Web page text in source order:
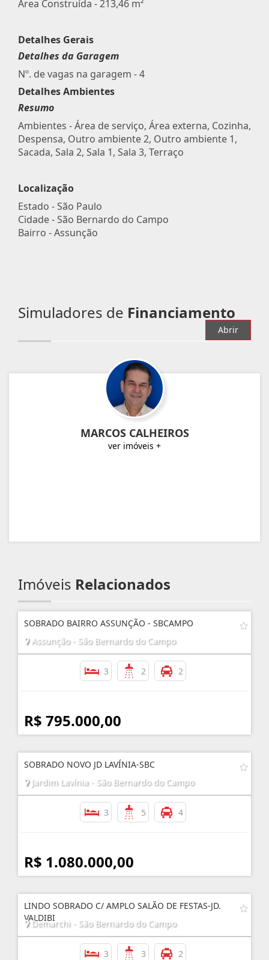
Área Construída - 213,46 m²
Detalhes Gerais
Detalhes da Garagem
Nº. de vagas na garagem - 4
Detalhes Ambientes
Resumo
Ambientes - Área de serviço, Área externa, Cozinha,
Despensa, Outro ambiente 2, Outro ambiente 1,
Sacada, Sala 2, Sala 1, Sala 3, Terraço
Localização
Estado -São Paulo
Cidade -São Bernardo do Campo
Bairro -Assunção
Simuladores de Financiamento
Abrir
MARCOS CALHEIROS
ver imóveis +
Imóveis Relacionados
SOBRADO BAIRRO ASSUNÇÃO - SBCAMPO
Assunção - São Bernardo do Campo
3 2 2
R$ 795.000,00
SOBRADO NOVO JD LAVÍNIA-SBC
Jardim Lavínia - São Bernardo do Campo
3 5 4
R$ 1.080.000,00
LINDO SOBRADO C/ AMPLO SALÃO DE FESTAS-JD.
VALDIBI
Demarchi - São Bernardo do Campo
3 3 2